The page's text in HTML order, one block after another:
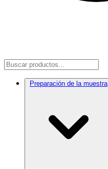
Preparación de la muestra